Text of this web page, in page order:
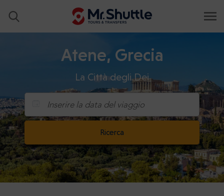
Atene, Grecia
La Città degli Dei
Inserire la data del viaggio
Ricerca